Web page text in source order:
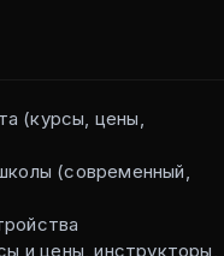
(курсы, цены,
(современный,
и цены, инструкторы,